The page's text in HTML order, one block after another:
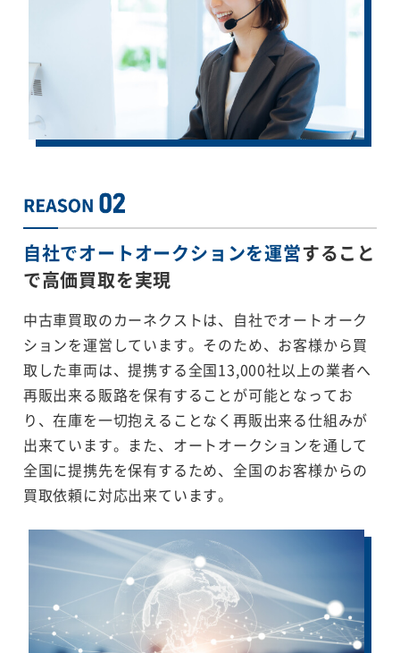
自社でオートオークションを運営すること
で高価買取を実現
中古車買取のカーネクストは、自社でオートオーク
ションを運営しています。そのため、お客様から買
取した車両は、提携する全国13,000社以上の業者へ
再販出来る販路を保有することが可能となってお
り、在庫を一切抱えることなく再販出来る仕組みが
出来ています。また、オートオークションを通して
全国に提携先を保有するため、全国のお客様からの
買取依頼に対応出来ています。